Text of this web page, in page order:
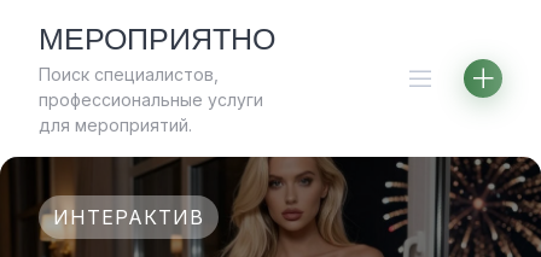
content
МЕРОПРИЯТНО
Поиск специалистов,
профессиональные услуги
для мероприятий.
ИНТЕРАКТИВ